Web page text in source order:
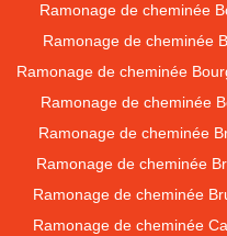
Ramonage de cheminée
Ramonage de cheminée
Ramonage de cheminée
Ramonage de cheminée
Ramonage de cheminée
Ramonage de cheminée
Ramonage de cheminée
Ramonage de cheminée